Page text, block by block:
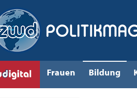
Frauen Bildung